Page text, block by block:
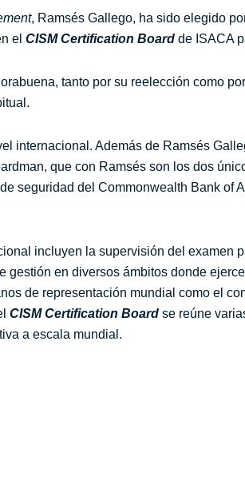
, Ramsés Gallego, ha sido elegido
el CISM Certification Board de ISACA
tanto por su reelección como
internacional. Además de Ramsés
que con Ramsés son los dos
seguridad del Commonwealth Bank of
incluyen la supervisión del examen
gestión en diversos ámbitos donde
de representación mundial como el
CISM Certification Board se reúne
a escala mundial.